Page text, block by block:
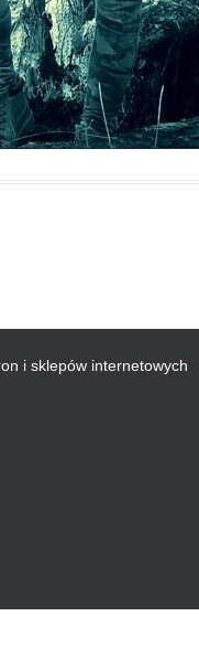
i sklepów internetowych